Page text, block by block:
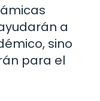
a
sino
para el